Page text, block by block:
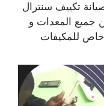
تكييف سنترال
جميع المعدات و
خاص للمكيفات